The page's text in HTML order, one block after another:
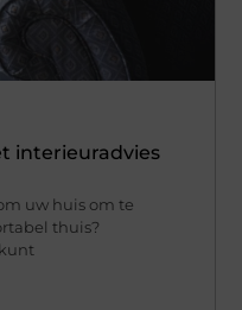
interieuradvies
uw huis om te
thuis?